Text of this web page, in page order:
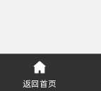
返回首页